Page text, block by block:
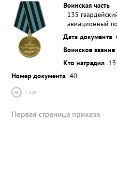
Воинская часть
135
авиационный
Дата документа
Воинское звание
Кто наградил
Номер документа 40
Ещё
Первая страница приказа